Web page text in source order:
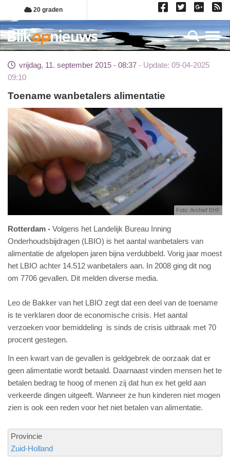
Overslaan
en
naar
de
gaan
20 graden
vrijdag, 11. september 2015 - 08:37
Update: 09-04-2025
09:10
Toename wanbetalers alimentatie
Foto: Archief EHF
Rotterdam
Volgens het Landelijk Bureau Inning
Onderhoudsbijdragen (LBIO) is het aantal wanbetalers van
alimentatie de afgelopen jaren bijna verdubbeld. Vorig jaar moest
het LBIO achter 14.512 wanbetalers aan. In 2008 ging dit nog
om 7706 gevallen. Dit melden diverse media.
Leo de Bakker van het LBIO zegt dat een deel van de toename
is te verklaren door de economische crisis. Het aantal
verzoeken voor bemiddeling is sinds de crisis uitbraak met 70
procent gestegen.
In een kwart van de gevallen is geldgebrek de oorzaak dat er
geen alimentatie wordt betaald. Daarnaast vinden mensen het te
betalen bedrag te hoog of menen zij dat hun ex het geld aan
verkeerde dingen uitgeeft. Wanneer ze hun kinderen niet mogen
zien is ook een reden voor het niet betalen van alimentatie.
Provincie
Zuid-Holland